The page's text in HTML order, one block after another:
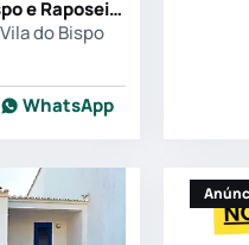
Moradia T4 em Vila do Bispo e Raposeira, Vila do Bispo
do Bispo
WhatsApp